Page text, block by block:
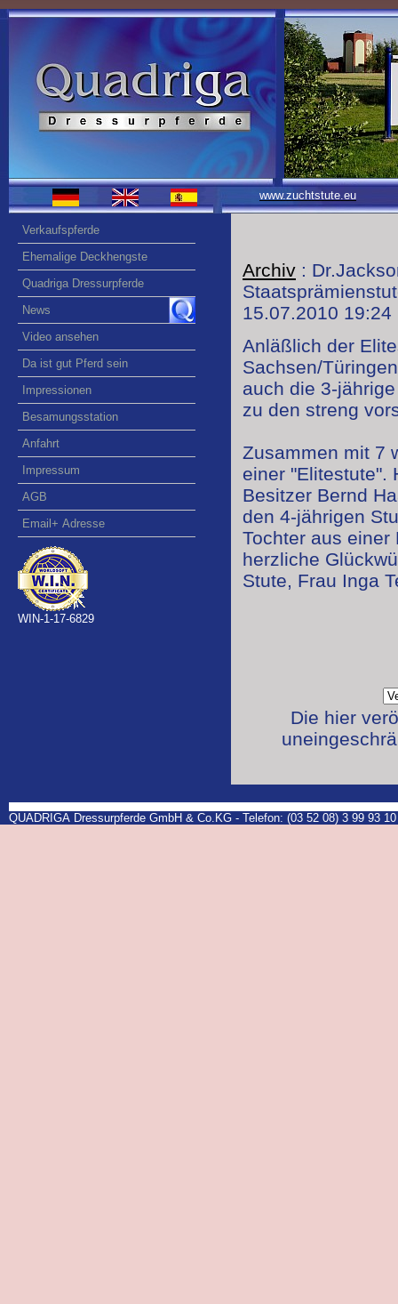
Verkaufspferde
Ehemalige Deckhengste
Quadriga Dressurpferde
News
Video ansehen
Da ist gut Pferd sein
Impressionen
Besamungsstation
Anfahrt
Impressum
AGB
Email+ Adresse
WIN-1-17-6829
www.zuchtstute.eu
Archiv :
15.07.2010 19:24
Anläßlich der
Sachsen/
auch die 3-
zu den streng
Zusammen mit 7
einer "Elitestute".
Besitzer Bernd
den 4-jährigen
Tochter aus einer
herzliche
Stute, Frau Inga
Die hier
QUADRIGA Dressurpferde GmbH & Co.KG - Telefon: (03 52 08) 3 99 93 10